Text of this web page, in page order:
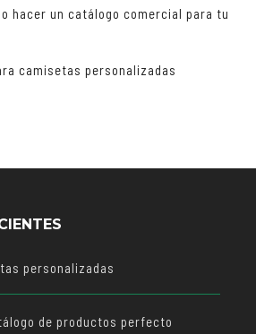
hacer un catálogo comercial para tu
camisetas personalizadas
personalizadas
de productos perfecto